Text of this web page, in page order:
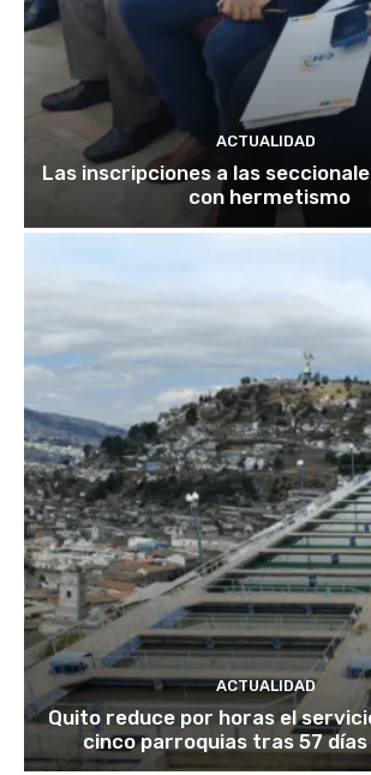
ACTUALIDAD
Las inscripciones a las
con hermetismo
ACTUALIDAD
Quito reduce por horas el
cinco parroquias tras 57 días